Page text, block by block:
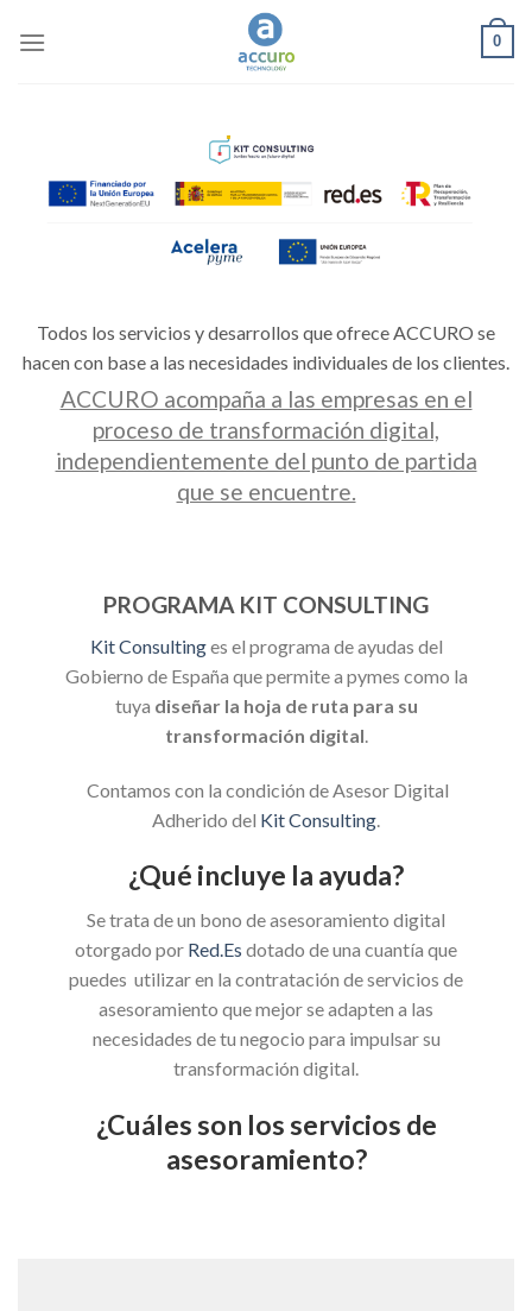
0
Todos los servicios y desarrollos que ofrece ACCURO se
hacen con base a las necesidades individuales de los clientes.
ACCURO acompaña a las empresas en el
proceso de transformación digital,
independientemente del punto de partida
que se encuentre.
PROGRAMA KIT CONSULTING
Kit Consultinges el programa de ayudas del
Gobierno de España que permite a pymes como la
tuya diseñar la hoja de ruta para su
transformación digital.
Contamos con la condición de Asesor Digital
Adherido del Kit Consulting
¿Qué incluye la ayuda?
Se trata de un bono de asesoramiento digital
otorgado por Red.Es dotado de una cuantía que
puedes utilizar en la contratación de servicios de
asesoramiento que mejor se adapten a las
necesidades de tu negocio para impulsar su
transformación digital.
¿Cuáles son los servicios de
asesoramiento?